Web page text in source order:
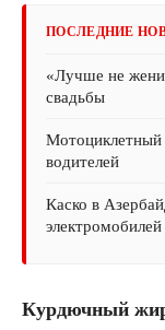
ПОСЛЕДНИЕ
«Лучше не
свадьбы
Мотоциклетный
водителей
Каско в
электромобилей
Курдючный